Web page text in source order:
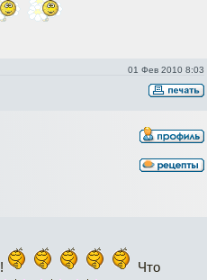
01 Фев 2010 8:03
Что